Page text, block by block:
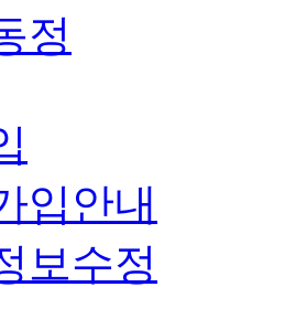
정
입안내
보수정